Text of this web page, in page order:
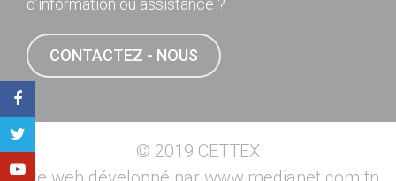
d’information ou assistance ?
CONTACTEZ - NOUS
© 2019 CETTEX